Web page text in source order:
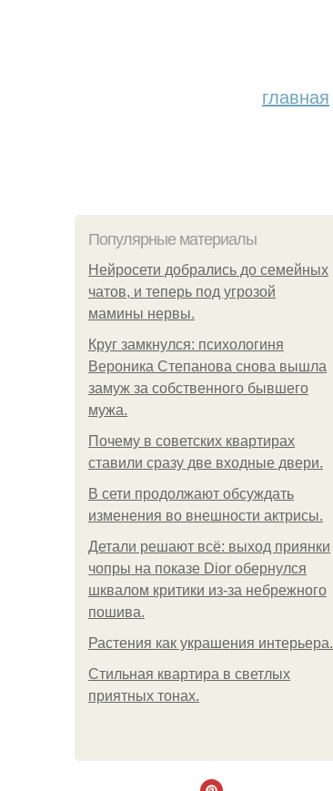
главная
Популярные материалы
Нейросети добрались до семейных
чатов, и теперь под угрозой
мамины нервы.
Круг замкнулся: психологиня
Вероника Степанова снова вышла
замуж за собственного бывшего
мужа.
Почему в советских квартирах
ставили сразу две входные двери.
В сети продолжают обсуждать
изменения во внешности актрисы.
Детали решают всё: выход приянки
чопры на показе Dior обернулся
шквалом критики из-за небрежного
пошива.
Растения как украшения интерьера.
Стильная квартира в светлых
приятных тонах.